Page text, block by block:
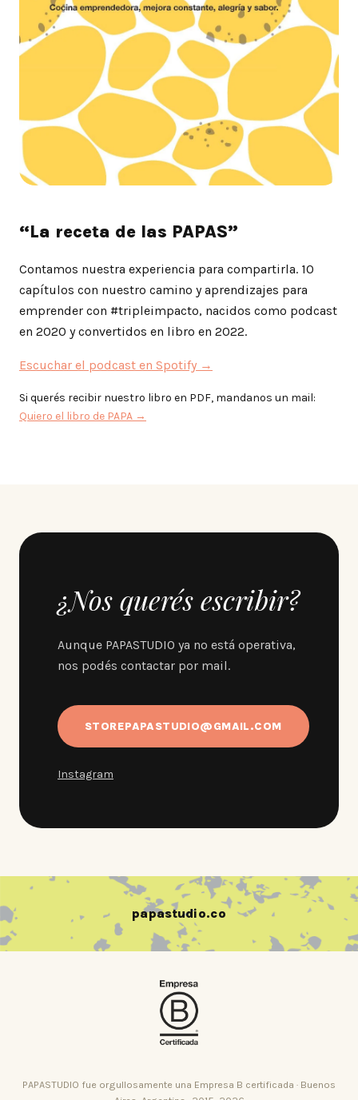
“La receta de las PAPAS”
Contamos nuestra experiencia para compartirla. 10
capítulos con nuestro camino y aprendizajes para
emprender con #tripleimpacto, nacidos como podcast
en 2020 y convertidos en libro en 2022.
Escuchar el podcast en Spotify →
Si querés recibir nuestro libro en PDF, mandanos un mail:
Quiero el libro de PAPA →
¿Nos querés escribir?
Aunque PAPASTUDIO ya no está operativa,
nos podés contactar por mail.
STOREPAPASTUDIO@GMAIL.COM
Instagram
papastudio.co
PAPASTUDIO fue orgullosamente una Empresa B certificada · Buenos